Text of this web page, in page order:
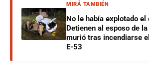
MIRÁ TAMBIÉN
No le había explotado el
Detienen al esposo de
murió tras incendiarse
E-53